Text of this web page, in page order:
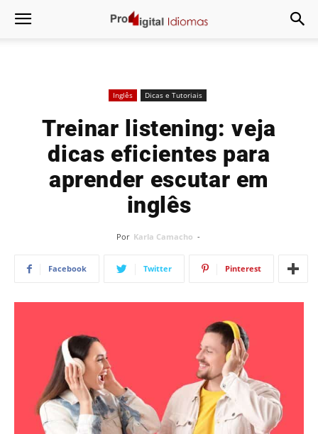
Inglês Dicas e Tutoriais
Treinar listening: veja
dicas eficientes para
aprender escutar em
inglês
Por Karla Camacho -
Facebook Twitter Pinterest